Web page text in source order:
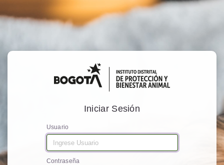
Iniciar Sesión
Usuario
Contraseña